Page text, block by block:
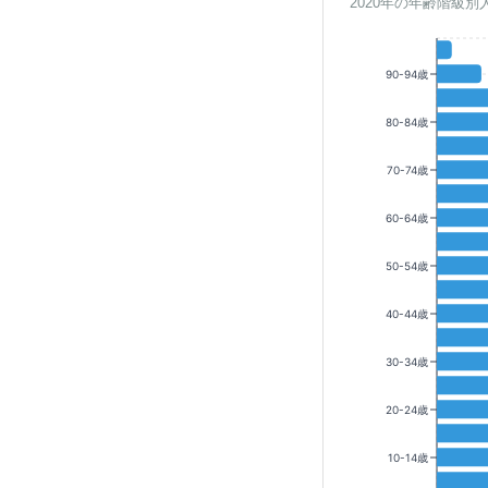
90-94歳
80-84歳
70-74歳
60-64歳
50-54歳
40-44歳
30-34歳
20-24歳
10-14歳